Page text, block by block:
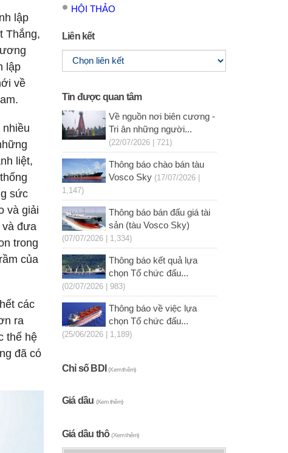
lập
Thắng,
lập
về
liệt,
sức
và giải
và đưa
trong
của
các
ra
thế hệ
đã có
HỘI THẢO
Liên kết
Tin được quan tâm
Về nguồn nơi biên cương -
Tri ân những người...
(22/07/2026 | 721)
Thông báo chào bán tàu
Vosco Sky (17/07/2026 |
1,147)
Thông báo bán đấu giá tài
sản (tàu Vosco Sky)
(07/07/2026 | 1,334)
Thông báo kết quả lựa
chọn Tổ chức đấu...
(02/07/2026 | 983)
Thông báo về việc lựa
chọn Tổ chức đấu...
(25/06/2026 | 1,189)
Chỉ số BDI(Xem thêm)
Giá dầu (Xem thêm)
Giá dầu thô(Xem thêm)